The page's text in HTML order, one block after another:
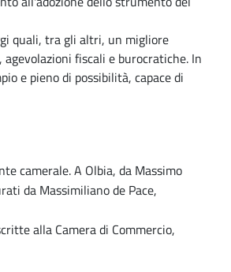
quali, tra gli altri, un migliore
fiscali e burocratiche. In
e pieno di possibilità, capace di
camerale. A Olbia, da Massimo
da Massimiliano de Pace,
alla Camera di Commercio,